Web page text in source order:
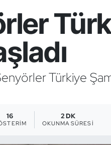
Türkiye
16 2 DK
OKUNMA SÜRESI